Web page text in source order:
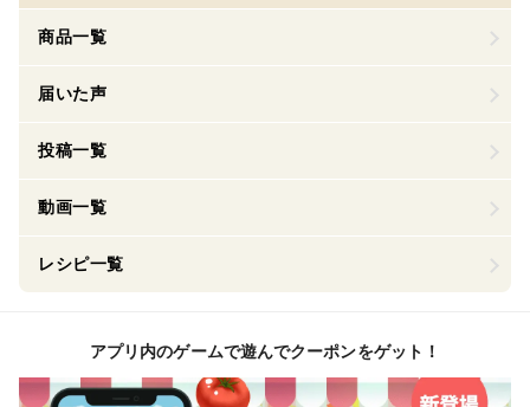
商品一覧
届いた声
投稿一覧
動画一覧
レシピ一覧
アプリ内のゲームで遊んでクーポンをゲット！